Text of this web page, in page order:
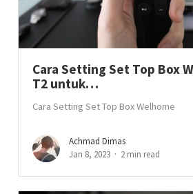
Cara Setting Set Top Box
T2 untuk…
Cara Setting Set Top Box Welhome
Achmad Dimas
Jan 8, 2023
2 min read